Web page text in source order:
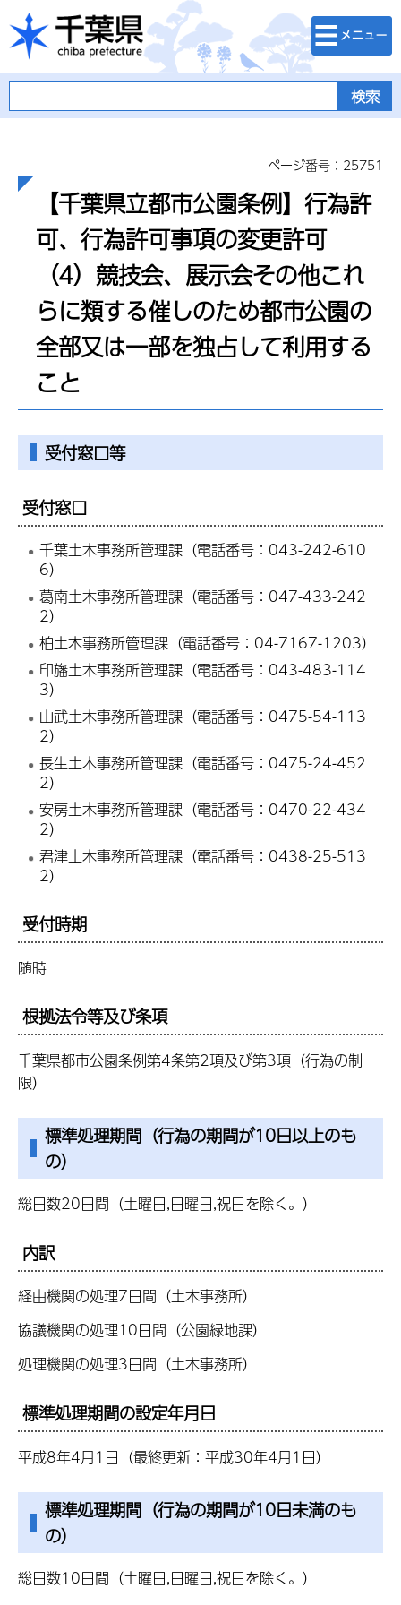
千葉県
検索・メニュ
ー
ページ番号：25751
【千葉県立都市公園条例】行為許
可、行為許可事項の変更許可
（4）競技会、展示会その他これ
らに類する催しのため都市公園の
全部又は一部を独占して利用する
こと
受付窓口等
受付窓口
千葉土木事務所管理課（電話番号：043-242-610
6）
葛南土木事務所管理課（電話番号：047-433-242
2）
柏土木事務所管理課（電話番号：04-7167-1203）
印旛土木事務所管理課（電話番号：043-483-114
3）
山武土木事務所管理課（電話番号：0475-54-113
2）
長生土木事務所管理課（電話番号：0475-24-452
2）
安房土木事務所管理課（電話番号：0470-22-434
2）
君津土木事務所管理課（電話番号：0438-25-513
2）
受付時期
随時
根拠法令等及び条項
千葉県都市公園条例第4条第2項及び第3項（行為の制
限）
標準処理期間（行為の期間が10日以上のも
の）
総日数20日間（土曜日,日曜日,祝日を除く。）
内訳
経由機関の処理7日間（土木事務所）
協議機関の処理10日間（公園緑地課）
処理機関の処理3日間（土木事務所）
標準処理期間の設定年月日
平成8年4月1日（最終更新：平成30年4月1日）
標準処理期間（行為の期間が10日未満のも
の）
総日数10日間（土曜日,日曜日,祝日を除く。）